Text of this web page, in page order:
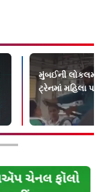
મુંબઈની
ટ્રેનમાં મહિલા